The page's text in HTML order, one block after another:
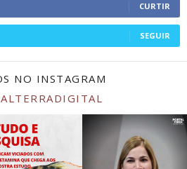
CURTIR
SEGUIR
NO INSTAGRAM